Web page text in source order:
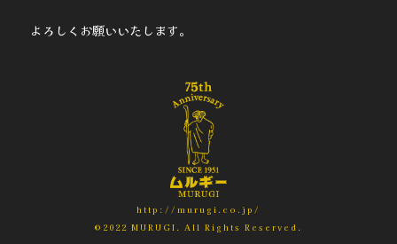
よろしくお願いいたします。
http://murugi.co.jp/
©2022 MURUGI. All Rights Reserved.